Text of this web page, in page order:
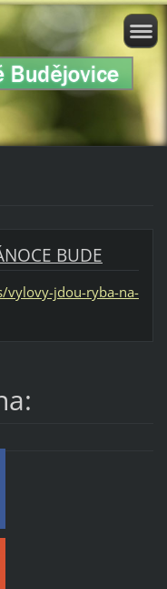
BUDE
vylovy-jdou-ryba-na-